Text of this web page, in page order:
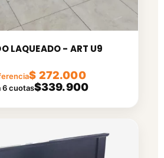
LAQUEADO - ART U9
$ 272.000
6 cuotas$339.900